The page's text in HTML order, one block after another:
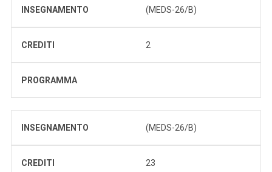
INSEGNAMENTO (MEDS-26/B)
CREDITI 2
PROGRAMMA
INSEGNAMENTO (MEDS-26/B)
CREDITI 23